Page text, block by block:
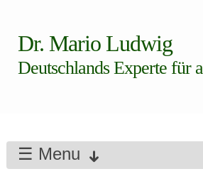
Dr. Mario Ludwig
Deutschlands Experte für
☰ Menu